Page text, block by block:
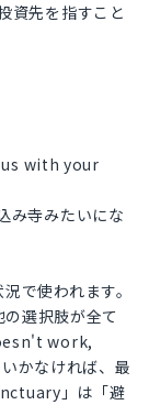
資先を指すこと
with your
み寺みたいにな
で使われます。
選択肢が全て
work,
かなければ、最
」は「避